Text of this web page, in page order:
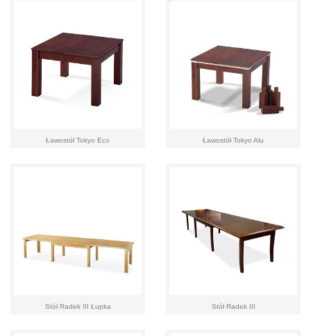
Ławostół Tokyo Eco Ławostół Tokyo Alu
Stół Radek III Łupka Stół Radek III